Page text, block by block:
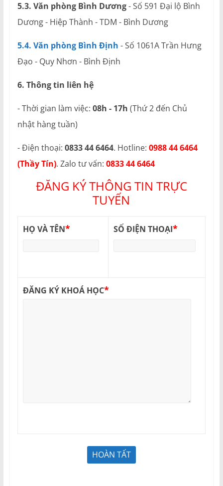
5.3. Văn phòng Bình Dương- Số 591 Đại lộ Bình
Dương - Hiệp Thành - TDM - Bình Dương
5.4. Văn phòng Bình Định - Số 1061A Trần Hưng
Đạo - Quy Nhơn - Bình Định
6. Thông tin liên hệ
- Thời gian làm việc: 08h - 17h (Thứ 2 đến Chủ
nhật hàng tuần)
- Điện thoại: 0833 44 6464. Hotline: 0988 44 6464
(Thầy Tín). Zalo tư vấn: 0833 44 6464
ĐĂNG KÝ THÔNG TIN TRỰC
TUYẾN
HỌ VÀ TÊN* SỐ ĐIỆN THOẠI*
ĐĂNG KÝ KHOÁ HỌC*